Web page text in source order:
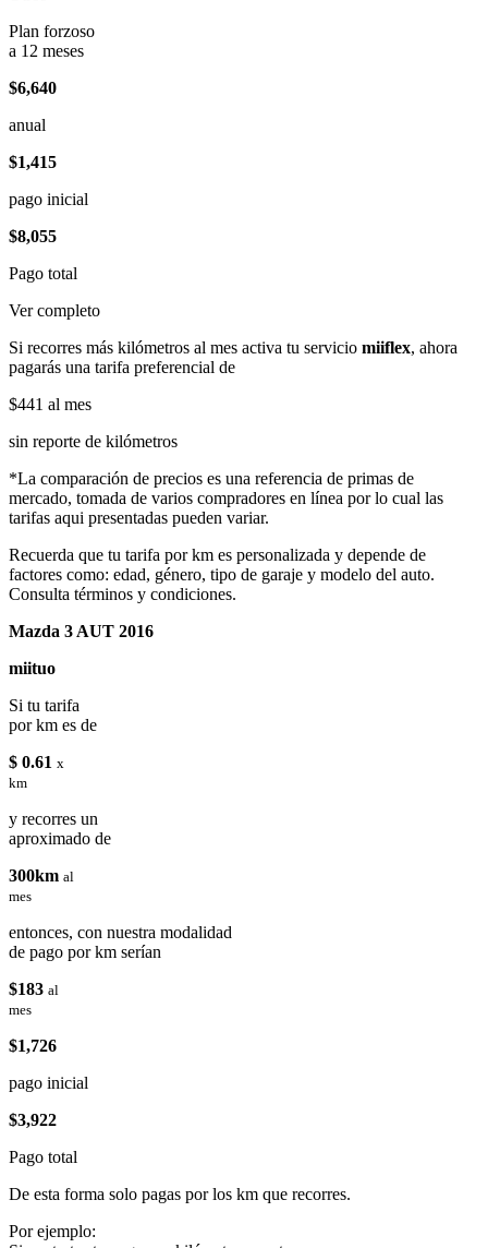
Plan forzoso
a 12 meses
$6,640
anual
$1,415
pago inicial
$8,055
Pago total
Ver completo
Si recorres más kilómetros al mes activa tu servicio miiflex, ahora
pagarás una tarifa preferencial de
$441 al mes
sin reporte de kilómetros
*La comparación de precios es una referencia de primas de
mercado, tomada de varios compradores en línea por lo cual las
tarifas aqui presentadas pueden variar.
Recuerda que tu tarifa por km es personalizada y depende de
factores como: edad, género, tipo de garaje y modelo del auto.
Consulta términos y condiciones.
Mazda 3 AUT 2016
miituo
Si tu tarifa
por km es de
$ 0.61 x
km
y recorres un
aproximado de
300km al
mes
entonces, con nuestra modalidad
de pago por km serían
$183 al
mes
$1,726
pago inicial
$3,922
Pago total
De esta forma solo pagas por los km que recorres.
Por ejemplo: